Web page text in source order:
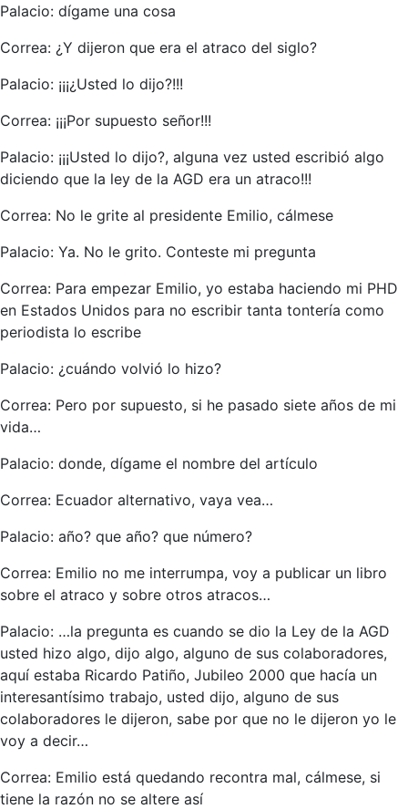
Palacio: dígame una cosa
Correa: ¿Y dijeron que era el atraco del siglo?
Palacio: ¡¡¡¿Usted lo dijo?!!!
Correa: ¡¡¡Por supuesto señor!!!
Palacio: ¡¡¡Usted lo dijo?, alguna vez usted escribió algo
diciendo que la ley de la AGD era un atraco!!!
Correa: No le grite al presidente Emilio, cálmese
Palacio: Ya. No le grito. Conteste mi pregunta
Correa: Para empezar Emilio, yo estaba haciendo mi PHD
en Estados Unidos para no escribir tanta tontería como
periodista lo escribe
Palacio: ¿cuándo volvió lo hizo?
Correa: Pero por supuesto, si he pasado siete años de mi
vida…
Palacio: donde, dígame el nombre del artículo
Correa: Ecuador alternativo, vaya vea…
Palacio: año? que año? que número?
Correa: Emilio no me interrumpa, voy a publicar un libro
sobre el atraco y sobre otros atracos…
Palacio: …la pregunta es cuando se dio la Ley de la AGD
usted hizo algo, dijo algo, alguno de sus colaboradores,
aquí estaba Ricardo Patiño, Jubileo 2000 que hacía un
interesantísimo trabajo, usted dijo, alguno de sus
colaboradores le dijeron, sabe por que no le dijeron yo le
voy a decir…
Correa: Emilio está quedando recontra mal, cálmese, si
tiene la razón no se altere así